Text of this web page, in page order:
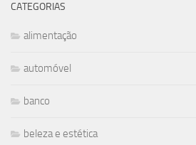
CATEGORIAS
alimentação
automóvel
banco
beleza e estética